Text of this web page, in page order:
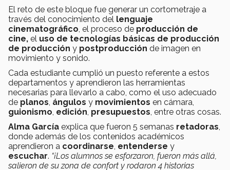
El reto de este bloque fue generar un cortometraje a
través del conocimiento del lenguaje
cinematográfico , el proceso de producción de
cine, el uso de tecnologías básicas de producción
de producción y postproducción de imagen en
movimiento y sonido.
Cada estudiante cumplió un puesto referente a estos
departamentos y aprendieron las herramientas
necesarias para llevarlo a cabo, como el uso adecuado
de planos ángulos y movimientos en cámara,
guionismo edición presupuestos , entre otras cosas.
Alma García explica que fueron 5 semanas retadoras
donde además de los contenidos académicos
aprendieron a coordinarse entenderse y
escuchar. “¡Los alumnos se esforzaron, fueron más allá,
salieron de su zona de confort y rodaron 4 historias